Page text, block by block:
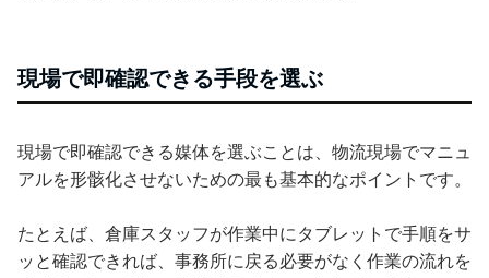
現場で即確認できる手段を選ぶ
現場で即確認できる媒体を選ぶことは、物流現場でマニュ
アルを形骸化させないための最も基本的なポイントです。
たとえば、倉庫スタッフが作業中にタブレットで手順をサ
ッと確認できれば、事務所に戻る必要がなく作業の流れを